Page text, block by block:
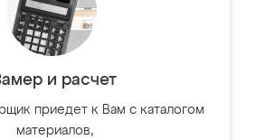
и расчет
приедет к Вам с каталогом
материалов,